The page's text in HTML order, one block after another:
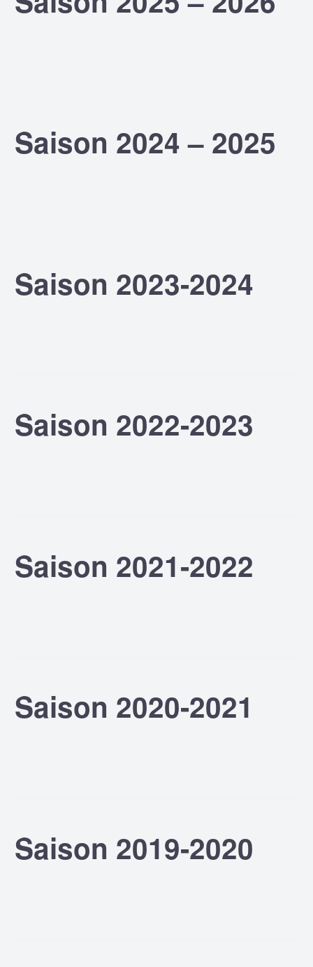
Saison 2024 – 2025
Saison 2023-2024
Saison 2022-2023
Saison 2021-2022
Saison 2020-2021
Saison 2019-2020